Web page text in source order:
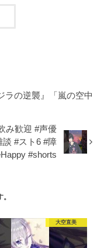
ラの逆襲』「嵐の空中
み歓迎 #声優
談 #スト6 #障
#shorts
大空直美